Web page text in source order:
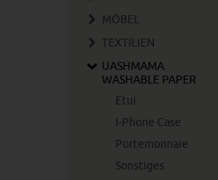
MÖBEL
TEXTILIEN
UASHMAMA
WASHABLE PAPER
Etui
I-Phone Case
Portemonnaie
Sonstiges